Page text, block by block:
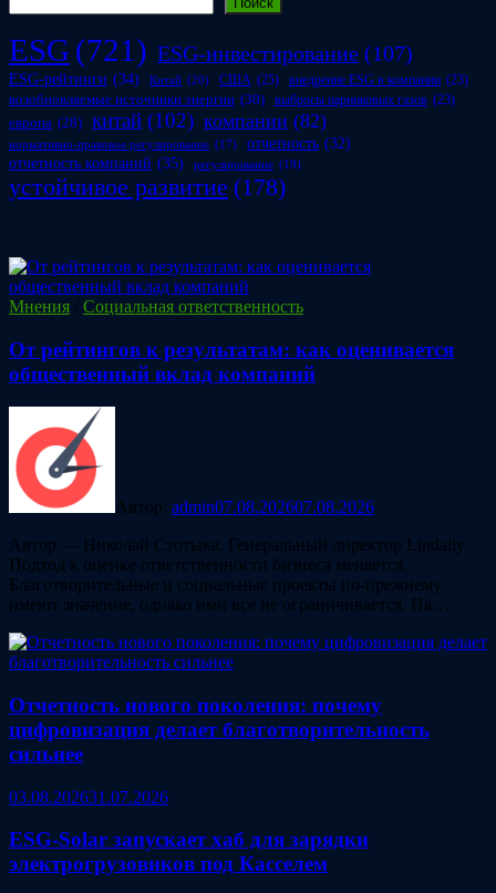
ESG (721) ESG-инвестирование (107)
ESG-рейтинги (34) Китай (20) США (25) внедрение ESG в компании (23)
возобновляемые источники энергии (30) выбросы парниковых газов (23)
европа (28) китай (102) компании (82)
нормативно-правовое регулирование (17) отчетность (32)
отчетность компаний (35) регулирование (19)
устойчивое развитие (178)
Мнения / Социальная ответственность
От рейтингов к результатам: как оценивается
общественный вклад компаний
Автор: admin07.08.202607.08.2026
Автор — Николай Стотыка, Генеральный директор Lindaily
Подход к оценке ответственности бизнеса меняется.
Благотворительные и социальные проекты по-прежнему
имеют значение, однако ими все не ограничивается. На…
Отчетность нового поколения: почему
цифровизация делает благотворительность
сильнее
03.08.202631.07.2026
ESG‑Solar запускает хаб для зарядки
электрогрузовиков под Касселем